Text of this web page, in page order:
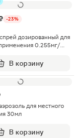
-23%
дозированный для
0.255мг/
В корзину
для местного
30мл
В корзину